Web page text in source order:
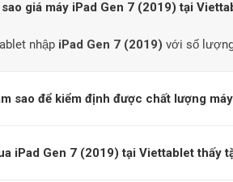
đang có những mẫu iPad
chiếc tablet iPad Gen 7 mới nguyên
máy tính bảng iPad Gen 7 mới 100%
giá máy iPad Gen 7 (2019) tại
nhập iPad Gen 7 (2019) với số
sao để kiểm định được chất lượng
iPad Gen 7 (2019) tại Viettablet thấy